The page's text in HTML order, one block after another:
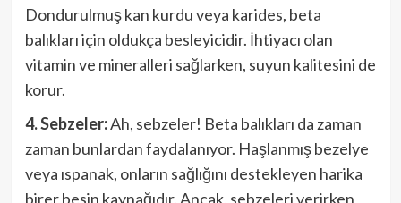
Dondurulmuş kan kurdu veya karides, beta
balıkları için oldukça besleyicidir. İhtiyacı olan
vitamin ve mineralleri sağlarken, suyun kalitesini de
korur.
4. Sebzeler:Ah, sebzeler! Beta balıkları da zaman
zaman bunlardan faydalanıyor. Haşlanmış bezelye
veya ıspanak, onların sağlığını destekleyen harika
birer besin kaynağıdır. Ancak, sebzeleri verirken